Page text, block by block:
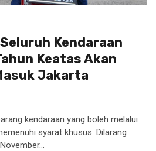
Kendaraan
Keatas Akan
Jakarta
kendaraan yang boleh melalui
syarat khusus. Dilarang